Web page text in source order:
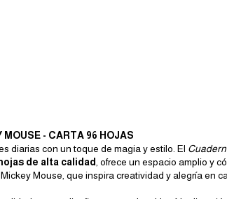
MOUSE - CARTA 96 HOJAS
diarias con un toque de magia y estilo. El
de alta calidad, ofrece un espacio amplio y
Mouse, que inspira creatividad y alegría en